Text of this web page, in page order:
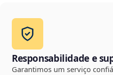
Responsabilidade e
Garantimos um serviço